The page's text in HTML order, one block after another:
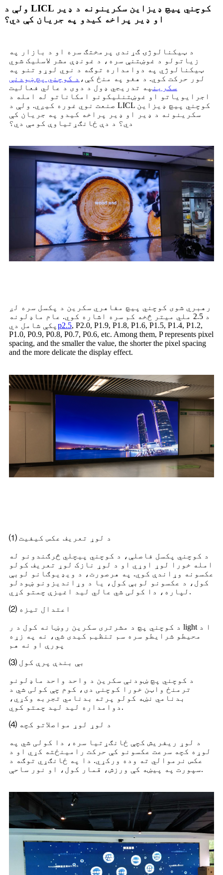
ولې د LICL کوچني پیچ ډیزاین سکرینونه د ډیر
او ډیر پراخه کیدو په جریان کې دي؟
د ټیکنالوژۍ ګړندی پرمختګ سره او د بازار په
زیاتولو د غوښتنې سره، د غونډې مشر لاسلیک شوي
ټیکنالوژي په دوامداره توګه د نوي لوړو تنو په
لور حرکت کوي. د هغو په منځ کې، د کوچني پچ ښودنې
سکرین په تدریجي ډول د دوی د عالي فعالیت
اجرایوياتو او غوښتنلیکونو امکاناتو له امله د
صنعت نوي غوره کیږي. ولې د LICL کوچني پیچ ډیزاین
سکرینونه د ډیر او ډیر پراخه کیدو په جریان کې
دي؟ د دې ځانګړتیاوې کومې دي؟
رهبري شوی کوچني پیچ مفاهري سکرین د پکسل سره لږ
د 2.5 ملي میتر څخه کم سره اشاره کوي. عام ماډلونه
پکې شامل دي p2.5, P2.0, P1.9, P1.8, P1.6, P1.5, P1.4, P1.2,
P1.0, P0.9, P0.8, P0.7, P0.6, etc. Among them, P represents pixel
spacing, and the smaller the value, the shorter the pixel spacing
and the more delicate the display effect.
⑴ د لوړ تعریف عکس کیفیت
د کوچني پکسل فاصلې، د کوچني پیچلي څرګندونو له
امله خورا لوړ اوړي او د لوړ نازک لوړ تعریف کولو
عکسونه وړاندې کوي. په هرصورت، د ویډیوګانو لوبې
کول، د عکسونو لوبې کول، یا د وړاندیزونو ښودلو
لپاره، دا کولی شي عالي لید اغیزې چمتو کړي.
⑵ اعتدال تیزه
د کوچني پچ د مشرتری سکرین روښانه کول د ر light ا د
محیطو شرایطو سره سم تنظیم کیدی شي، نه په زړه
پورې او نه هم
⑶ بې بندې پرې کول
د کوچني پچ ښودنې سکرین د واحد واحد ماډلونو
ترمنځ واټن خورا کوچنی دی، کوم چې کولی شي د
بدنامي نښه کولو پرته بدنامي تجربه وکړي،
دوامداره لید لید چمتو کوي.
⑷ د لوړ لوړ مواصلاتو کچه
د لوړ ریفریش کچې ځانګړتیا سره، دا کولی شي په
لوړه کچه سرعت عکسونو کې حرکت رامینځته کړي او د
عکس نرموالي ته وده ورکړي. دا په ځانګړي توګه د
سپورت په پیښه کې ورزش، قمار کول، او نور ساحې.